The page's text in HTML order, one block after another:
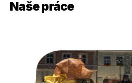
Naše práce